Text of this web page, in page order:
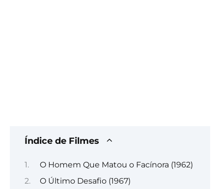
Índice de Filmes
O Homem Que Matou o Facínora (1962)
O Último Desafio (1967)